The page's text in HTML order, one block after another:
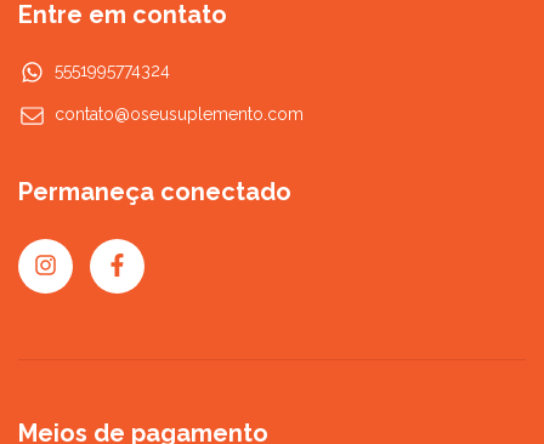
Entre em contato
5551995774324
contato@oseusuplemento.com
Permaneça conectado
Meios de pagamento